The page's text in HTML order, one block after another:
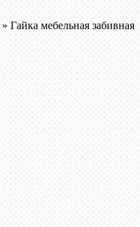
» Гайка мебельная забивная